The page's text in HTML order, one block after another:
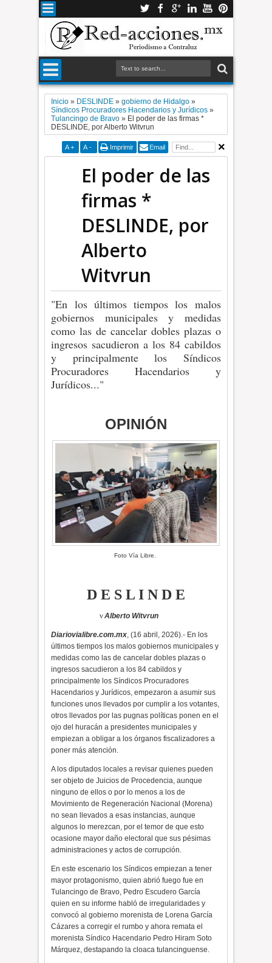
Inicio » DESLINDE »gobierno de Hidalgo »
Síndicos Procuradores Hacendarios y Jurídicos »
Tulancingo de Bravo » El poder de las firmas *
DESLINDE, por Alberto Witvrun
A + A - Imprimir Email
El poder de las
firmas *
DESLINDE, por
Alberto
Witvrun
"En los últimos tiempos los malos
gobiernos municipales y medidas
como las de cancelar dobles plazas o
ingresos sacudieron a los 84 cabildos
y principalmente los Síndicos
Procuradores Hacendarios y
Jurídicos..."
OPINIÓN
Foto Vía Libre.
D E S L I N D E
vAlberto Witvrun
Diariovialibre.com.mx, (16 abril, 2026).- En los
últimos tiempos los malos gobiernos municipales y
medidas como las de cancelar dobles plazas o
ingresos sacudieron a los 84 cabildos y
principalmente los Síndicos Procuradores
Hacendarios y Jurídicos, empezaron a asumir sus
funciones unos llevados por cumplir a los votantes,
otros llevados por las pugnas políticas ponen en el
ojo del huracán a presidentes municipales y
empiezan a obligar a los órganos fiscalizadores a
poner más atención.
A los diputados locales a revisar quienes pueden
ser objeto de Juicios de Procedencia, aunque
ninguno de ellos o por lo menos a los de
Movimiento de Regeneración Nacional (Morena)
no sean llevados a esas instancias, aunque
algunos lo merezcan, por el temor de que esto
ocasione mayor daño electoral que sus pésimas
administraciones y actos de corrupción.
En este escenario los Síndicos empiezan a tener
mayor protagonismo, quien abrió fuego fue en
Tulancingo de Bravo, Pedro Escudero García
quien en su informe habló de irregularidades y
convocó al gobierno morenista de Lorena García
Cázares a corregir el rumbo y ahora remata el
morenista Síndico Hacendario Pedro Hiram Soto
Márquez, destapando la cloaca tulancinguense.